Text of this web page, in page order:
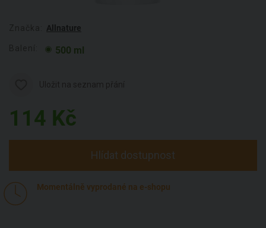
Allnature
500 ml
114 Kč
Hlídat dostupnost
Momentálně vyprodané na e-shopu